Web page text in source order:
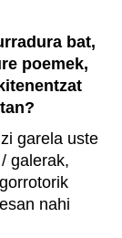
bat,
poemek,
garela uste
galerak,
nahi